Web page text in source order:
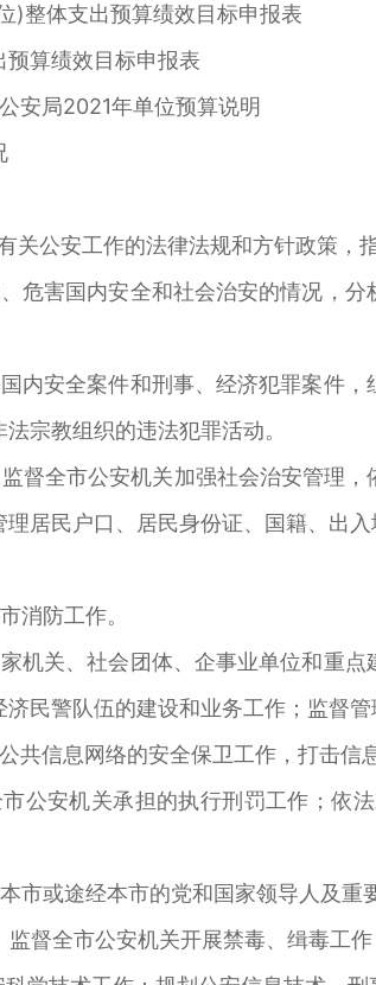
)整体支出预算绩效目标申报表
预算绩效目标申报表
安局2021年单位预算说明
关公安工作的法律法规和方针政策，
危害国内安全和社会治安的情况，
内安全案件和刑事、经济犯罪案件
宗教组织的违法犯罪活动。
督全市公安机关加强社会治安管理
理居民户口、居民身份证、国籍、出
消防工作。
机关、社会团体、企事业单位和重
民警队伍的建设和业务工作；监督管
共信息网络的安全保卫工作，打击信
公安机关承担的执行刑罚工作；依
市或途经本市的党和国家领导人及重
监督全市公安机关开展禁毒、缉毒工